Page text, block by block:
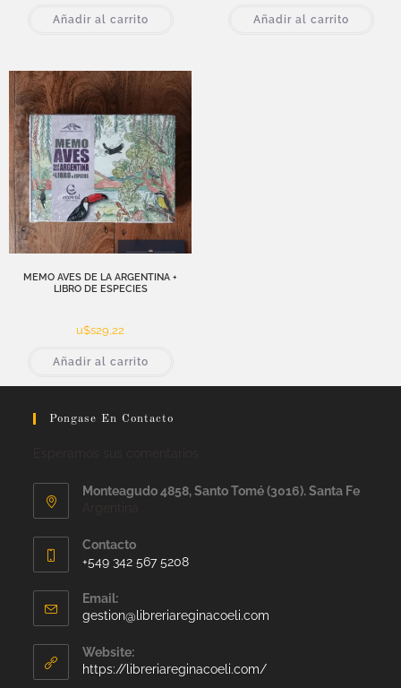
Añadir al carrito Añadir al carrito
MEMO AVES DE LA ARGENTINA +
LIBRO DE ESPECIES
u$s29,22
Añadir al carrito
Pongase En Contacto
Monteagudo 4858, Santo Tomé (3016). Santa Fe
Contacto
+549 342 567 5208
Email:
gestion@libreriareginacoeli.com
Website:
https://libreriareginacoeli.com/